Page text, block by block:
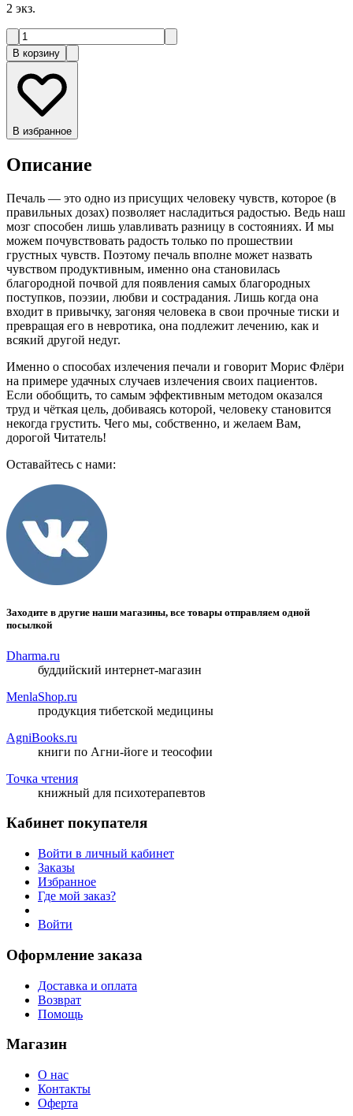
2 экз.
В корзину
В избранное
Описание
Печаль — это одно из присущих человеку чувств, которое (в
правильных дозах) позволяет насладиться радостью. Ведь наш
мозг способен лишь улавливать разницу в состояниях. И мы
можем почувствовать радость только по прошествии
грустных чувств. Поэтому печаль вполне может назвать
чувством продуктивным, именно она становилась
благородной почвой для появления самых благородных
поступков, поэзии, любви и сострадания. Лишь когда она
входит в привычку, загоняя человека в свои прочные тиски и
превращая его в невротика, она подлежит лечению, как и
всякий другой недуг.
Именно о способах излечения печали и говорит Морис Флёри
на примере удачных случаев излечения своих пациентов.
Если обобщить, то самым эффективным методом оказался
труд и чёткая цель, добиваясь которой, человеку становится
некогда грустить. Чего мы, собственно, и желаем Вам,
дорогой Читатель!
Оставайтесь с нами:
Заходите в другие наши магазины, все товары отправляем одной
посылкой
Dharma.ru
буддийский интернет-магазин
MenlaShop.ru
продукция тибетской медицины
AgniBooks.ru
книги по Агни-йоге и теософии
Точка чтения
книжный для психотерапевтов
Кабинет покупателя
Войти в личный кабинет
Заказы
Избранное
Где мой заказ?
Войти
Оформление заказа
Доставка и оплата
Возврат
Помощь
Магазин
О нас
Контакты
Оферта